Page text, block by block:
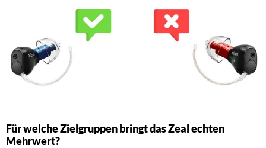
Für welche Zielgruppen bringt das Zeal echten
Mehrwert?